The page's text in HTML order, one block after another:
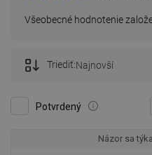
Všeobecné hodnotenie
Potvrdený
Triediť:Najnovší
Názor sa